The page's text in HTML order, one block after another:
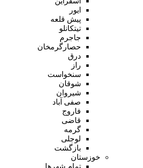
ایور
پیش قلعه
تیتکانلو
جاجرم
حصارگرمخان
درق
راز
سنخواست
شوقان
شیروان
صفی آباد
فاروج
قاضی
گرمه
لوجلی
بازگشت
خوزستان
تمام شهر‌ها